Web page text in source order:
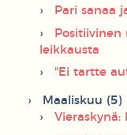
Pari sanaa
Positiivinen
leikkausta
"Ei tartte
Maaliskuu (5)